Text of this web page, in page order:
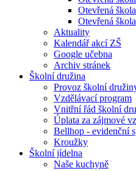
Otevřená
Otevřená
Aktuality
Kalendář akcí ZŠ
Google učebna
Archiv stránek
Školní družina
Provoz školní
Vzdělávací program
Vnitřní řád školní
Úplata za zájmové
Bellhop - evidenční
Kroužky
Školní jídelna
Naše kuchyně